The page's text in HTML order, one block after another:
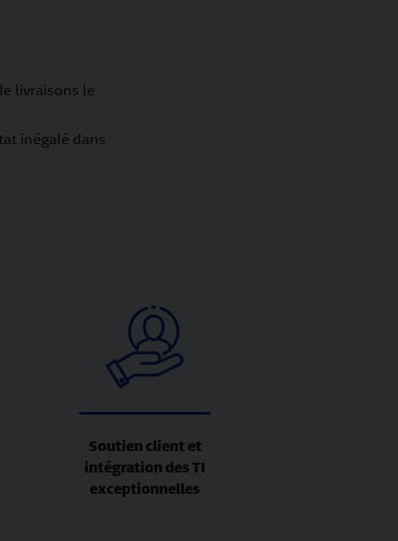
livraisons le
inégalé dans
Soutien client et
intégration des TI
exceptionnelles